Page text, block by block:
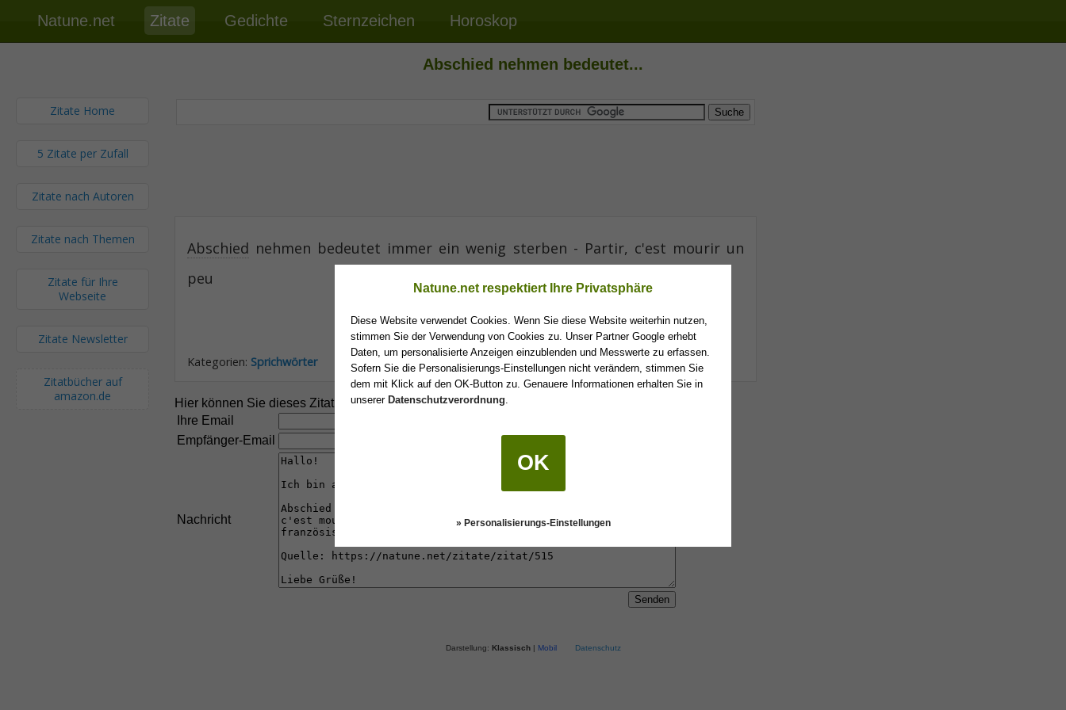
Natune.net Zitate Gedichte Sternzeichen Horoskop
Abschied nehmen bedeutet...
Zitate Home
5 Zitate per Zufall
Zitate nach Autoren
Zitate nach Themen
Zitate für Ihre
Webseite
Zitate Newsletter
Zitatbücher auf
amazon.de
Abschied nehmen bedeutet immer ein wenig sterben - Partir, c'est mourir un
peu
Kategorien: Sprichwörter
Hier können Sie dieses Zitat an einen Freund oder an sich selbst senden.
Ihre Email
Empfänger-Email
Nachricht
Darstellung: Klassisch| Mobil Datenschutz
Natune.net respektiert Ihre Privatsphäre
Diese Website verwendet Cookies. Wenn Sie diese Website weiterhin nutzen,
stimmen Sie der Verwendung von Cookies zu. Unser Partner Google erhebt
Daten, um personalisierte Anzeigen einzublenden und Messwerte zu erfassen.
Sofern Sie die Personalisierungs-Einstellungen nicht verändern, stimmen Sie
dem mit Klick auf den OK-Button zu. Genauere Informationen erhalten Sie in
unserer Datenschutzverordnung.
OK
» Personalisierungs-Einstellungen